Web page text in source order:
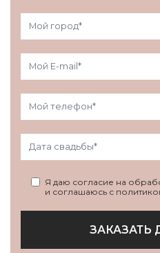
Я даю согласие на
и соглашаюсь с
ЗАКАЗАТЬ